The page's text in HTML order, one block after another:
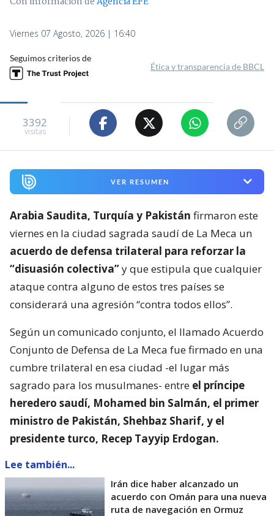
Viernes 07 Agosto, 2026 | 16:40
Seguimos criterios de
Ética y transparencia de BBCL
3392
visitas
VER RESUMEN
Arabia Saudita, Turquía y Pakistán firmaron este
viernes en la ciudad sagrada saudí de La Meca un
acuerdo de defensa trilateral para reforzar la
“disuasión colectiva”y que estipula que cualquier
ataque contra alguno de estos tres países se
considerará una agresión “contra todos ellos”.
Según un comunicado conjunto, el llamado Acuerdo
Conjunto de Defensa de La Meca fue firmado en una
cumbre trilateral en esa ciudad -el lugar más
sagrado para los musulmanes- entre el príncipe
heredero saudí, Mohamed bin Salmán, el primer
ministro de Pakistán, Shehbaz Sharif, y el
presidente turco, Recep Tayyip Erdogan.
Lee también...
Irán dice haber alcanzado un
acuerdo con Omán para una nueva
ruta de navegación en Ormuz